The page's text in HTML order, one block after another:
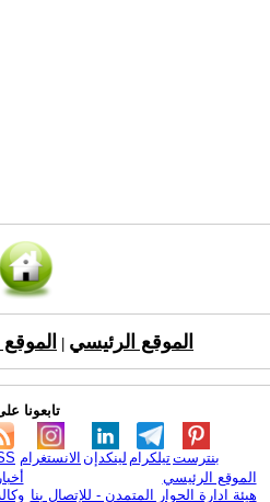
الموقع الرئيسي
تابعونا
الانستغرام لينكدإن تيلكرامبنترست
الموقع الرئيسي
هيئة ادارة الحوار المتمدن - للإتصال بنا